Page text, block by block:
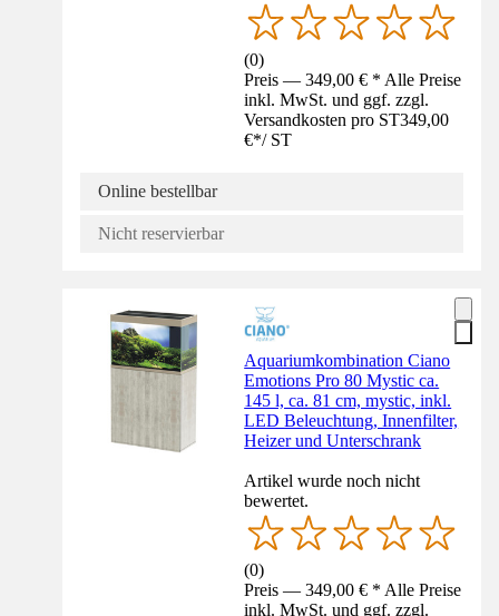
(0)
Preis — 349,00 € * Alle Preise
inkl. MwSt. und ggf. zzgl.
Versandkosten pro ST349,00
€*/ ST
Online bestellbar
Nicht reservierbar
Aquariumkombination Ciano
Emotions Pro 80 Mystic ca.
145 l, ca. 81 cm, mystic, inkl.
LED Beleuchtung, Innenfilter,
Heizer und Unterschrank
Artikel wurde noch nicht
bewertet.
(0)
Preis — 349,00 € * Alle Preise
inkl. MwSt. und ggf. zzgl.